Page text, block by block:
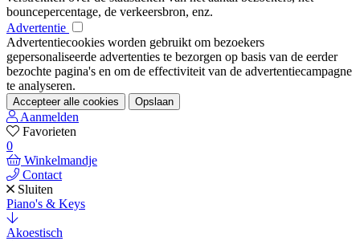
bouncepercentage, de verkeersbron, enz.
Advertentie
Advertentiecookies worden gebruikt om bezoekers
gepersonaliseerde advertenties te bezorgen op basis van de eerder
bezochte pagina's en om de effectiviteit van de advertentiecampagne
te analyseren.
Accepteer alle cookies Opslaan
Aanmelden
Favorieten
0
Winkelmandje
Contact
Sluiten
Piano's & Keys
Akoestisch